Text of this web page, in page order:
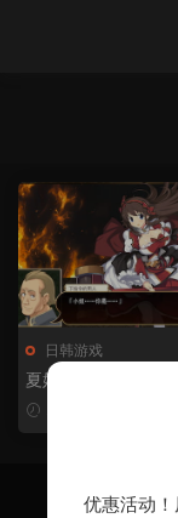
日韩游戏
夏娃年代记2-Mac游
e 2 for mac【
优画风赞ALICE
和攻略】优惠活动